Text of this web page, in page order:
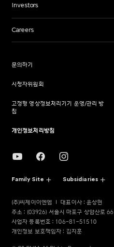
Investors
Careers
문의하기
시청자위원회
고정형 영상정보처리기기 운영/관리 방
침
개인정보처리방침
Family Site Subsidiaries
(주)씨제이이엔엠
대표이사 : 윤상현
주소 : (03926) 서울시 마포구 상암산로 66
사업자 등록번호 : 106-81-51510
개인정보 보호책임자 : 김지훈